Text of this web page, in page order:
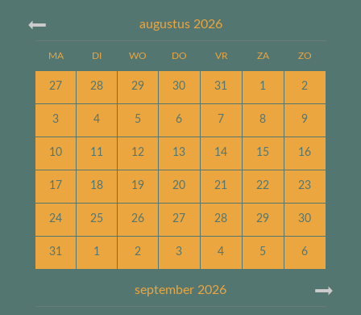
augustus 2026
MA DI WO DO VR ZA ZO
27 28 29 30 31 1 2
3 4 5 6 7 8 9
10 11 12 13 14 15 16
17 18 19 20 21 22 23
24 25 26 27 28 29 30
31 1 2 3 4 5 6
september 2026